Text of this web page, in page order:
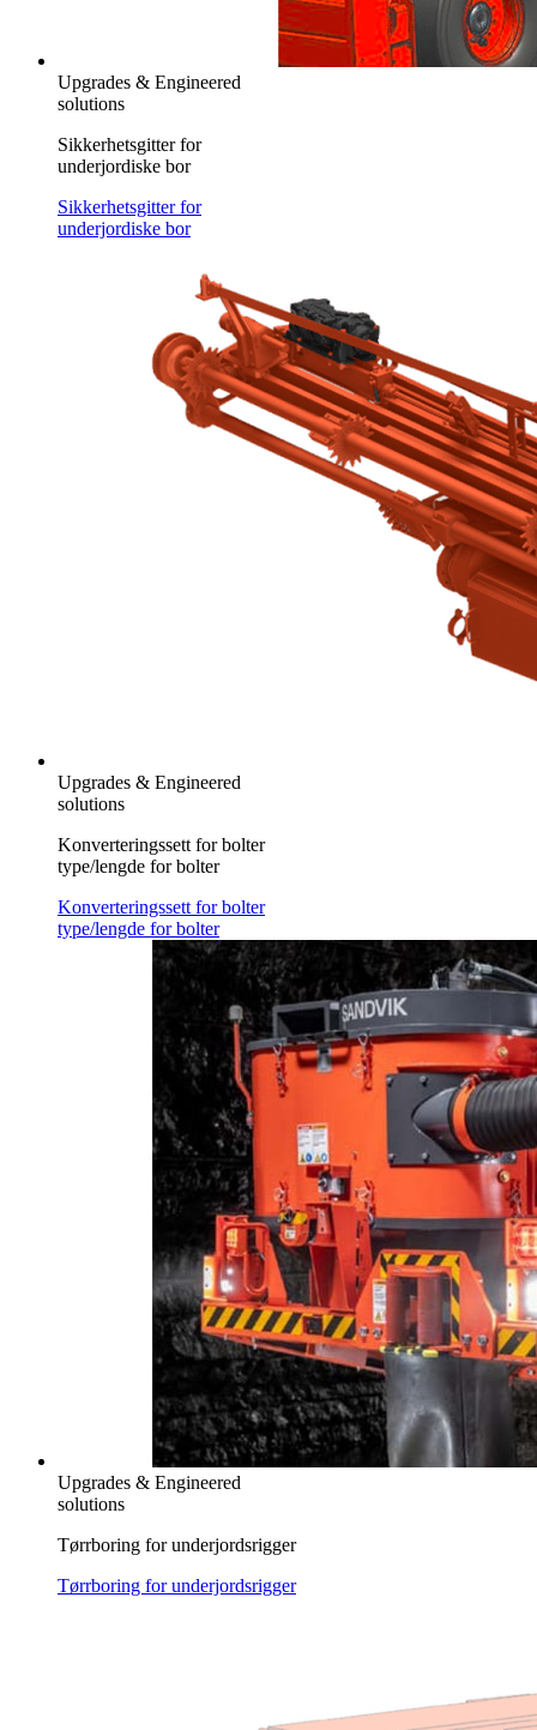
Upgrades & Engineered
solutions
Sikkerhetsgitter for
underjordiske bor
Sikkerhetsgitter for
underjordiske bor
Upgrades & Engineered
solutions
Konverteringssett for bolter
type/lengde for bolter
Konverteringssett for bolter
type/lengde for bolter
Upgrades & Engineered
solutions
Tørrboring for underjordsrigger
Tørrboring for underjordsrigger